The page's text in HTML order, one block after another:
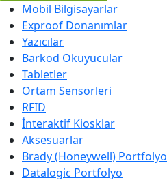
Mobil Bilgisayarlar
Exproof Donanımlar
Yazıcılar
Barkod Okuyucular
Tabletler
Ortam Sensörleri
RFID
İnteraktif Kiosklar
Aksesuarlar
Brady (Honeywell) Portfolyo
Datalogic Portfolyo